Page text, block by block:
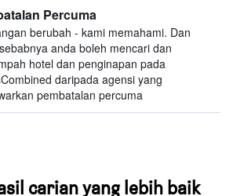
Percuma
berubah - kami memahami. Dan
anda boleh mencari dan
hotel dan penginapan pada
daripada agensi yang
pembatalan percuma
carian yang lebih baik